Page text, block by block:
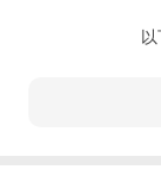
URBAN ARMOR
MacBookPro 16